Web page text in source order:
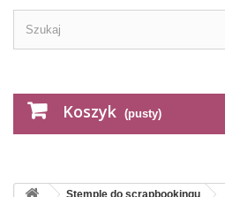
Koszyk (pusty)
Stemple do scrapbookingu